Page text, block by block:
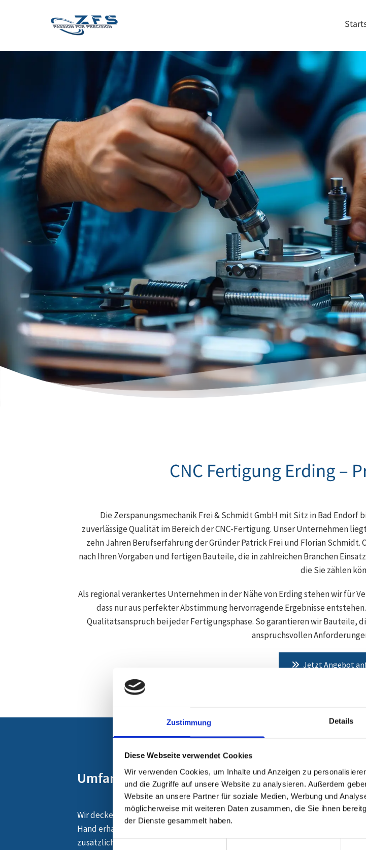
Zustimmung Details
Diese Webseite verwendet Cookies
Wir verwenden Cookies, um Inhalte und Anzeigen zu
und die Zugriffe auf unsere Website zu analysieren. Außerdem
Website an unsere Partner für soziale Medien, Werbung und
möglicherweise mit weiteren Daten zusammen, die Sie ihnen
der Dienste gesammelt haben.
Einwilligungsauswahl
CNC Fertigung Erding –
Die Zerspanungsmechanik Frei & Schmidt GmbH mit Sitz in Bad
zuverlässige Qualität im Bereich der CNC-Fertigung. Unser Unternehmen
zehn Jahren Berufserfahrung der Gründer Patrick Frei und Florian
nach Ihren Vorgaben und fertigen Bauteile, die in zahlreichen Branchen
die Sie zählen
Als regional verankertes Unternehmen in der Nähe von Erding stehen wir für
dass nur aus perfekter Abstimmung hervorragende Ergebnisse
Qualitätsanspruch bei jeder Fertigungsphase. So garantieren wir Bauteile,
anspruchsvollen
Jetzt Angebot
Umfangreiche Leistungen für jede Branche
Wir decken ein breites Spektrum an Services ab, damit Sie alle Schritte aus
Hand erhalten. Neben CNC-Fertigung und Montage übernehmen wir auf Wunsch
zusätzliche Bearbeitungen und passen sämtliche Komponenten passgenau an.